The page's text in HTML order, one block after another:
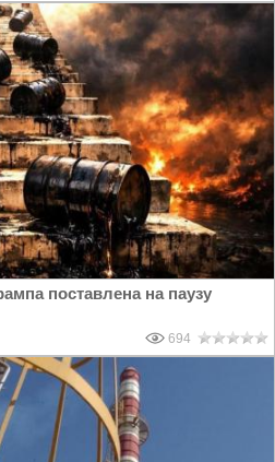
поставлена на паузу
694